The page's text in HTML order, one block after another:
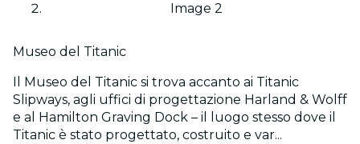
Image 2
Museo del Titanic
Il Museo del Titanic si trova accanto ai Titanic
Slipways, agli uffici di progettazione Harland & Wolff
e al Hamilton Graving Dock – il luogo stesso dove il
Titanic è stato progettato, costruito e var...